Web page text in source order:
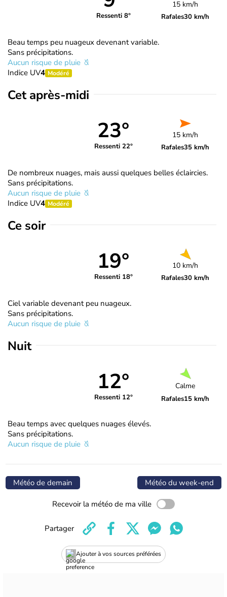
Ressenti 8°
15 km/h
Rafales30 km/h
Beau temps peu nuageux devenant variable.
Sans précipitations.
Aucun risque de pluie
Indice UV4 Modéré
Cet après-midi
23°
Ressenti 22°
15 km/h
Rafales35 km/h
De nombreux nuages, mais aussi quelques belles éclaircies.
Sans précipitations.
Aucun risque de pluie
Indice UV4 Modéré
Ce soir
19°
Ressenti 18°
10 km/h
Rafales30 km/h
Ciel variable devenant peu nuageux.
Sans précipitations.
Aucun risque de pluie
Nuit
12°
Ressenti 12°
Calme
Rafales15 km/h
Beau temps avec quelques nuages élevés.
Sans précipitations.
Aucun risque de pluie
Météo de demain Météo du week-end
Recevoir la météo de ma ville
Ajouter à vos sources préférées
Partager